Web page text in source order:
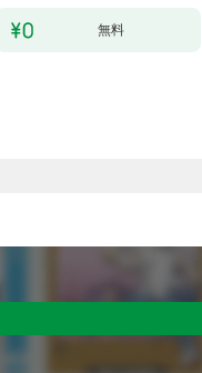
無料